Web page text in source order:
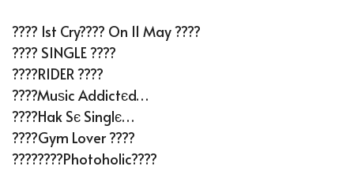
???? 1st Cry???? On 11 May ????
???? SINGLE ????
????RIDER ????
????Muѕic Addictєd…
????Hak Sє Singlє…
????Gym Lover ????
????????Photoholic????